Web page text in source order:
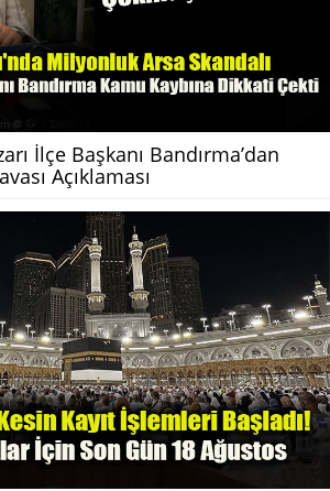
İlçe Başkanı Bandırma’dan
Açıklaması